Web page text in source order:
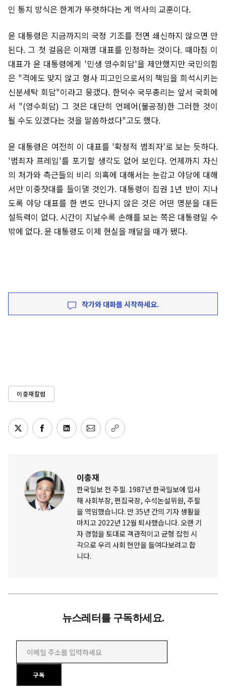
인 통치 방식은 한계가 뚜렷하다는 게 역사의 교훈이다.
윤 대통령은 지금까지의 국정 기조를 전면 쇄신하지 않으면 안
된다. 그 첫 걸음은 이재명 대표를 인정하는 것이다. 때마침 이
대표가 윤 대통령에게 '민생 영수회담'을 제안했지만 국민의힘
은 "격에도 맞지 않고 형사 피고인으로서의 책임을 희석시키는
신분세탁 회담"이라고 뭉갰다. 한덕수 국무총리는 앞서 국회에
서 "(영수회담) 그 것은 대단히 언페어(불공정)한 그러한 것이
될 수도 있겠다는 것을 말씀하셨다"고도 했다.
윤 대통령은 여전히 이 대표를 '확정적 범죄자'로 보는 듯하다.
'범죄자 프레임'를 포기할 생각도 없어 보인다. 언제까지 자신
의 처가와 측근들의 비리 의혹에 대해서는 눈감고 야당에 대해
서만 이중잣대를 들이댈 것인가. 대통령이 집권 1년 반이 지나
도록 야당 대표를 한 번도 만나지 않은 것은 어떤 명분을 대든
설득력이 없다. 시간이 지날수록 손해를 보는 쪽은 대통령일 수
밖에 없다. 윤 대통령도 이제 현실을 깨달을 때가 됐다.
작가와 대화를 시작하세요.
이충재칼럼
이충재
한국일보 전 주필. 1987년 한국일보에 입사
해 사회부장, 편집국장, 수석논설위원, 주필
을 역임했습니다. 만 35년 간의 기자 생활을
마치고 2022년 12월 퇴사했습니다. 오랜 기
자 경험을 토대로 객관적이고 균형 잡힌 시
각으로 우리 사회 현안을 들여다보려고 합
니다.
뉴스레터를 구독하세요.
이메일 주소를 입력하세요
구독